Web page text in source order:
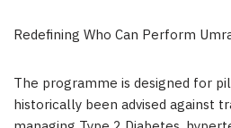
Redefining Who Can Perform
The programme is designed for
historically been advised against